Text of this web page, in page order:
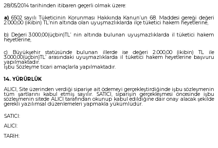
28/05/2014 tarihinden itibaren geçerli olmak üzere:
a) 6502 sayılı Tüketicinin Korunması Hakkında Kanun’un 68. Maddesi gereği değeri
2.000,00 (ikibin) TL’nin altında olan uyuşmazlıklarda ilçe tüketici hakem heyetlerine,
b) Değeri 3.000,00(üçbin)TL’ nin altında bulunan uyuşmazlıklarda il tüketici hakem
heyetlerine,
c) Büyükşehir statüsünde bulunan illerde ise değeri 2.000,00 (ikibin) TL ile
3.000,00(üçbin)TL’ arasındaki uyuşmazlıklarda il tüketici hakem heyetlerine başvuru
yapılmaktadır.
İşbu Sözleşme ticari amaçlarla yapılmaktadır.
14. YÜRÜRLÜK
ALICI, Site üzerinden verdiği siparişe ait ödemeyi gerçekleştirdiğinde işbu sözleşmenin
tüm şartlarını kabul etmiş sayılır. SATICI, siparişin gerçekleşmesi öncesinde işbu
sözleşmenin sitede ALICI tarafından okunup kabul edildiğine dair onay alacak şekilde
gerekli yazılımsal düzenlemeleri yapmakla yükümlüdür.
SATICI:
ALICI:
TARİH: